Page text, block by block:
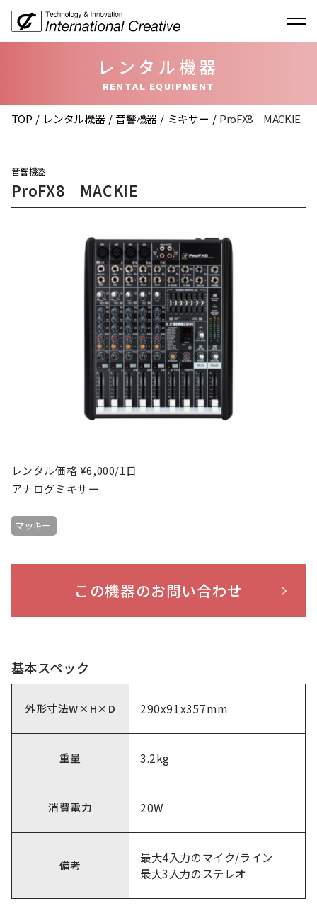
レンタル機器
RENTAL EQUIPMENT
TOP レンタル機器 音響機器 ミキサー ProFX8 MACKIE
音響機器
ProFX8 MACKIE
レンタル価格 ¥6,000/1日
アナログミキサー
マッキー
この機器のお問い合わせ
基本スペック
外形寸法W×H×D 290x91x357mm
重量 3.2kg
消費電力 20W
備考
最大4入力のマイク/ライン
最大3入力のステレオ